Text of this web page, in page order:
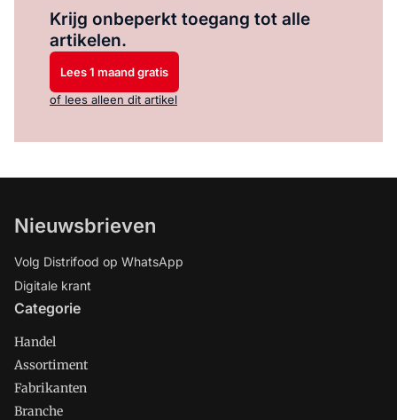
Krijg onbeperkt toegang tot alle
artikelen.
Lees 1 maand gratis
of lees alleen dit artikel
Nieuwsbrieven
Volg Distrifood op WhatsApp
Digitale krant
Categorie
Handel
Assortiment
Fabrikanten
Branche